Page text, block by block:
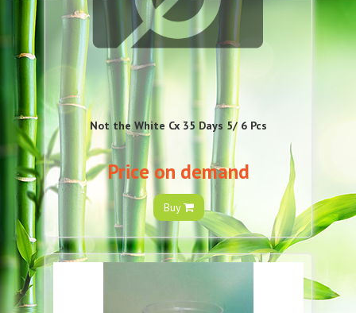
Not the White Cx 35 Days 5/ 6 Pcs
Price on demand
Buy